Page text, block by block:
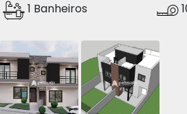
1 Banheiros